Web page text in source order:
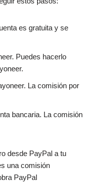
es gratuita y se
Puedes hacerlo
La comisión por
bancaria. La comisión
desde PayPal a tu
una comisión
PayPal